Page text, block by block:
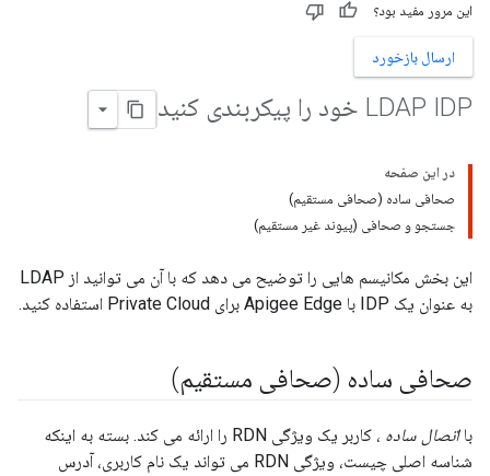
این مرور مفید بود؟
ارسال بازخورد
LDAP IDP خود را پیکربندی کنید
در این صفحه
صحافی ساده (صحافی مستقیم)
جستجو و صحافی (پیوند غیر مستقیم)
این بخش مکانیسم هایی را توضیح می دهد که با آن می توانید از LDAP
به عنوان یک IDP با Apigee Edge برای Private Cloud استفاده کنید.
صحافی ساده (صحافی مستقیم)
بااتصال ساده
، کاربر یک ویژگی RDN را ارائه می کند. بسته به اینکه
شناسه اصلی چیست، ویژگی RDN می تواند یک نام کاربری، آدرس